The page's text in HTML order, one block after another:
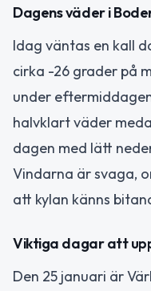
Dagens väder i
Idag väntas en kall
cirka -26 grader på
under
halvklart väder
dagen med lätt
Vindarna är svaga,
att kylan känns
Viktiga dagar att
Den 25 januari är